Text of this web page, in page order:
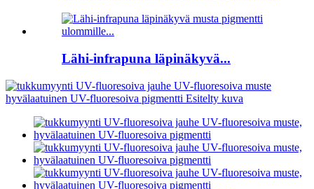
Lähi-infrapuna läpinäkyvä...